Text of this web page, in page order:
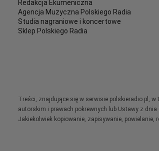
Redakcja Ekumeniczna
Agencja Muzyczna Polskiego Radia
Studia nagraniowe i koncertowe
Sklep Polskiego Radia
Treści, znajdujące się w serwisie polskieradio.pl,
autorskim i prawach pokrewnych lub Ustawy z
Jakiekolwiek kopiowanie, zapisywanie,